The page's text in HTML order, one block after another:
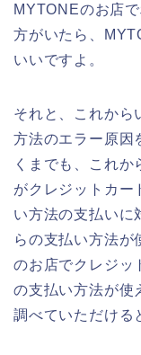
MYTONEのお店
方がいたら、
いいですよ。
それと、これから
方法のエラー原因
くまでも、これ
がクレジットカー
い方法の支払いに
らの支払い方法が
のお店でクレジッ
の支払い方法が使
調べていただける